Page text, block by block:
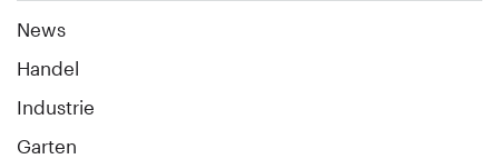
News
Handel
Industrie
Garten